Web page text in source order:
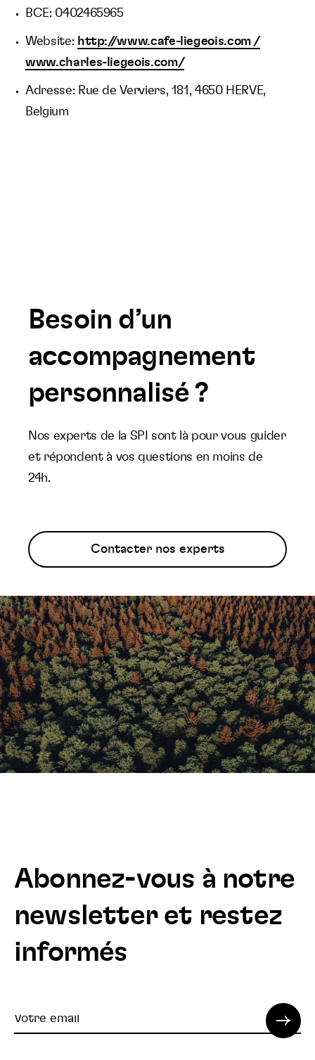
BCE: 0402465965
Website: http://www.cafe-liegeois.com /
www.charles-liegeois.com/
Adresse: Rue de Verviers, 181, 4650 HERVE,
Belgium
Besoin d’un
accompagnement
personnalisé ?
Nos experts de la SPI sont là pour vous guider
et répondent à vos questions en moins de
24h.
Contacter nos experts
Abonnez-vous à notre
newsletter et restez
informés
Votre